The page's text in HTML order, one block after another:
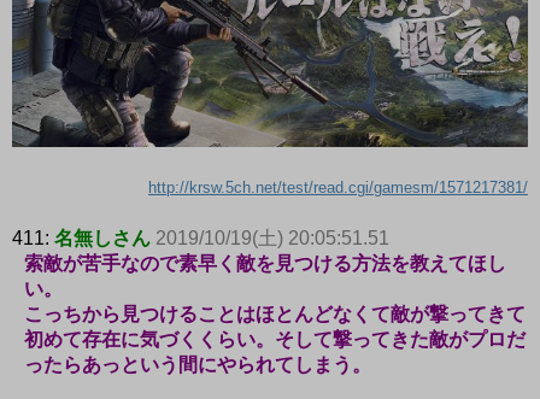
http://krsw.5ch.net/test/read.cgi/gamesm/1571217381/
411: 名無しさん 2019/10/19(土) 20:05:51.51
索敵が苦手なので素早く敵を見つける方法を教えてほし
い。
こっちから見つけることはほとんどなくて敵が撃ってきて
初めて存在に気づくくらい。そして撃ってきた敵がプロだ
ったらあっという間にやられてしまう。